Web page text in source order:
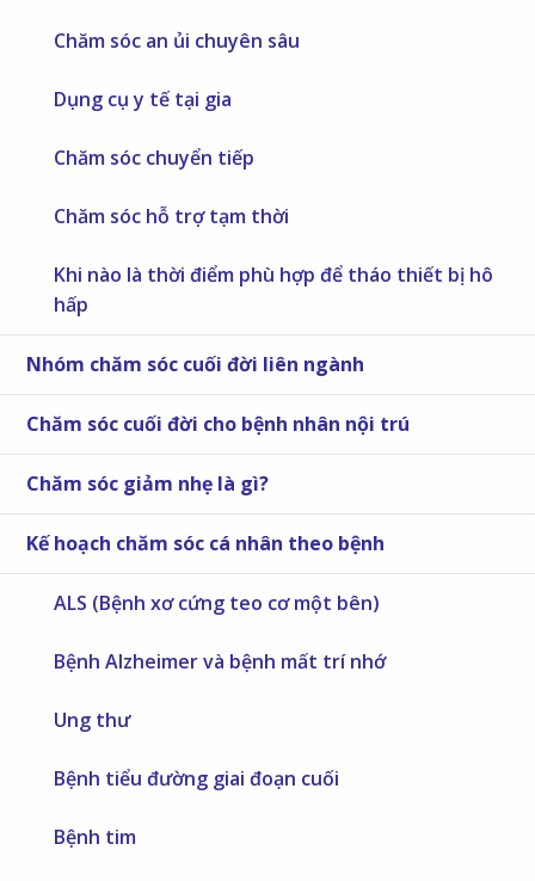
Chăm sóc an ủi chuyên sâu
Dụng cụ y tế tại gia
Chăm sóc chuyển tiếp
Chăm sóc hỗ trợ tạm thời
Khi nào là thời điểm phù hợp để tháo thiết bị hô
hấp
Nhóm chăm sóc cuối đời liên ngành
Chăm sóc cuối đời cho bệnh nhân nội trú
Chăm sóc giảm nhẹ là gì?
Kế hoạch chăm sóc cá nhân theo bệnh
ALS (Bệnh xơ cứng teo cơ một bên)
Bệnh Alzheimer và bệnh mất trí nhớ
Ung thư
Bệnh tiểu đường giai đoạn cuối
Bệnh tim